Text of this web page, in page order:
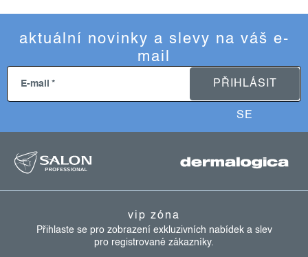
aktuální novinky a slevy na váš e-
mail
E-mail PŘIHLÁSIT
SE
vip zóna
Přihlaste se pro zobrazení exkluzivních nabídek a slev
pro registrované zákazníky.